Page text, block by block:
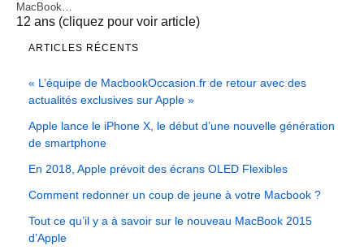
MacBook…
12 ans (cliquez pour voir article)
ARTICLES RÉCENTS
« L’équipe de MacbookOccasion.fr de retour avec des
actualités exclusives sur Apple »
Apple lance le iPhone X, le début d’une nouvelle génération
de smartphone
En 2018, Apple prévoit des écrans OLED Flexibles
Comment redonner un coup de jeune à votre Macbook ?
Tout ce qu’il y a à savoir sur le nouveau MacBook 2015
d’Apple